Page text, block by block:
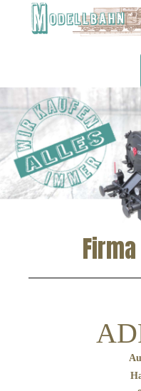
Firma